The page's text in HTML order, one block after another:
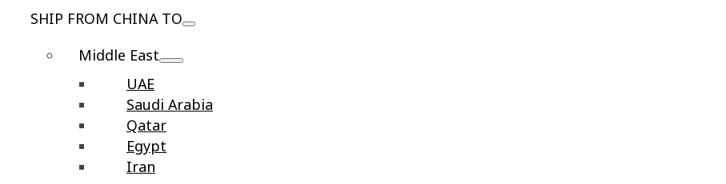
SHIP FROM CHINA TO
Middle East
UAE
Saudi Arabia
Qatar
Egypt
Iran